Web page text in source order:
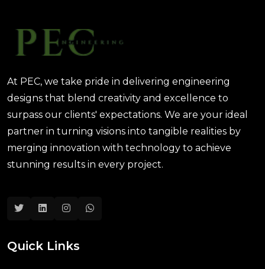
At PEC, we take pride in delivering engineering
designs that blend creativity and excellence to
surpass our clients' expectations. We are your ideal
partner in turning visions into tangible realities by
merging innovation with technology to achieve
stunning results in every project.
Quick Links